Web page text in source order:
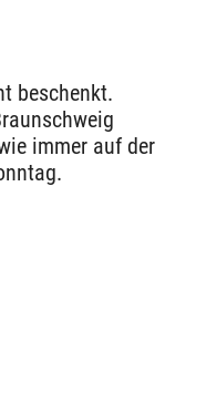
beschenkt.
immer auf der